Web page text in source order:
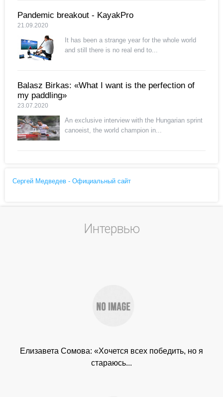
Pandemic breakout - KayakPro
21.09.2020
It has been a strange year for the whole world
and still there is no real end to...
Balasz Birkas: «What I want is the perfection of
my paddling»
23.07.2020
An exclusive interview with the Hungarian sprint
canoeist, the world champion in...
Сергей Медведев - Официальный сайт
Интервью
Елизавета Сомова: «Хочется всех победить, но я
стараюсь...